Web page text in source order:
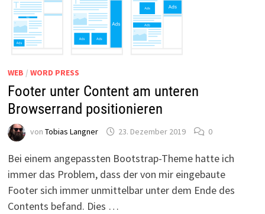
WEB / WORD PRESS
Footer unter Content am unteren
Browserrand positionieren
von Tobias Langner 23. Dezember 2019 0
Bei einem angepassten Bootstrap-Theme hatte ich
immer das Problem, dass der von mir eingebaute
Footer sich immer unmittelbar unter dem Ende des
Contents befand. Dies …